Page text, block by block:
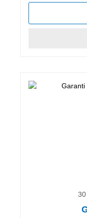
30